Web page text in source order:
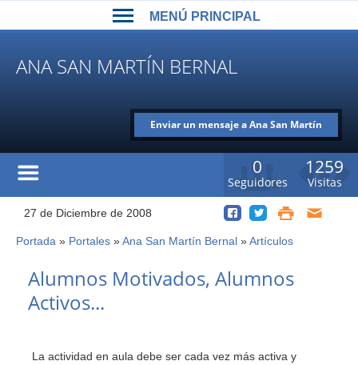
ANA SAN MARTÍN BERNAL
Enviar un mensaje a Ana San Martín
1259
Visitas
0
Seguidores
27 de Diciembre de 2008
Usted
está
aquí
Portada » Portales »Ana San Martín Bernal »Artículos
Alumnos Motivados, Alumnos
Activos...
La actividad en aula debe ser cada vez más activa y
MENÚ PRINCIPAL
MENÚ
PRINCIPAL